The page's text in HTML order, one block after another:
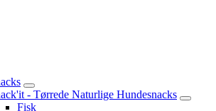
- Tørrede Naturlige Hundesnacks
Fisk